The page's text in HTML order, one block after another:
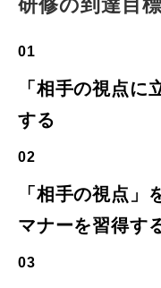
研修の到達目標
01
「相手の視点に
する
02
「相手の視点」
マナーを習得す
03